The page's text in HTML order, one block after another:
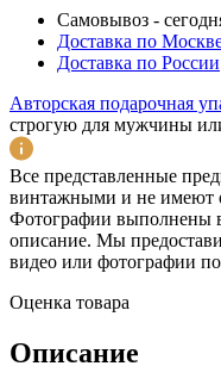
Самовывоз -
Доставка по
Доставка по России
Авторская подарочная
строгую для мужчины
Все представленные
винтажными и не имеют
Фотографии выполнены
описание. Мы
видео или фотографии
Оценка товара
Описание